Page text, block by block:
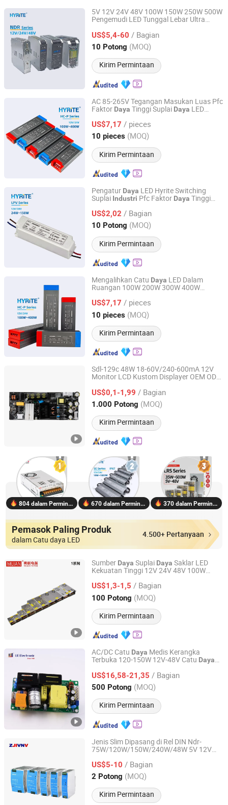
5V 12V 24V 48V 100W 150W 250W 500W
Pengemudi LED Tunggal Lebar Ultra
Voltmeter CatuDayaLED
US$5,4-60 / Bagian
10 Potong (MOQ)
Kirim Permintaan
Guangdong, China Harga mulai 2014
AC 85-265V Tegangan Masukan Luas Pfc
Faktor Daya Tinggi Suplai Daya LED
untuk Driver Strip LED 12V 24V
US$7,17 / pieces
10 pieces (MOQ)
Kirim Permintaan
Hyrite Lighting Co.
Guangdong, China Harga mulai 2014
Pengatur Daya LED Hyrite Switching
Suplai Industri Pfc Faktor Daya Tinggi
US$2,02 / Bagian
10 Potong (MOQ)
Kirim Permintaan
Hyrite Lighting Co.
Guangdong, China Harga mulai 2014
Mengalihkan Catu Daya LED Dalam
Ruangan 100W 200W 300W 400W
FaktorDayaTinggi untuk Pengemudi
Strip LED 12V 24V
US$7,17 / pieces
10 pieces (MOQ)
Kirim Permintaan
Hyrite Lighting Co.
Guangdong, China Harga mulai 2014
Sdl-129c 48W 18-60V/240-600mA 12V
Monitor LCD Kustom Displayer OEM ODM
Papan CatuDayaSwitching
SMPS Perakitan PCB
US$0,1-1,99 / Bagian
1.000 Potong (MOQ)
Kirim Permintaan
Shen Zhen Saqcn Innovation Technology Co., Ltd.
Guangdong, China Harga mulai 2025
804 dalam Permintaan 670 dalam Permintaan 370 dalam Permintaan
Pemasok Paling Produk
dalam Catu daya LED
4.500+ Pertanyaan
Sumber Daya Suplai Daya Saklar LED
Kekuatan Tinggi 12V 24V 48V 100W
Industri
US$1,3-1,5 / Bagian
100 Potong (MOQ)
Kirim Permintaan
Zhongshan Minglian Electronic Co., Ltd.
Guangdong, China Harga mulai 2025
AC/DC Catu Daya Medis Kerangka
Terbuka 120-150W 12V-48V Catu Daya
PenggunaanIndustri
US$16,58-21,35 / Bagian
500 Potong (MOQ)
Kirim Permintaan
Fuhua Electronic Co., Ltd.
Guangdong, China Harga mulai 2024
Jenis Slim Dipasang di Rel DIN Ndr-
75W/120W/150W/240W/48W 5V 12V
Menggerakkan Kabinet Listrik Saklar
Sumber
Daya
US$5-10 / Bagian
2 Potong (MOQ)
Kirim Permintaan
Yueqing Zhijiu Electric Co., Ltd.
Zhejiang, China Harga mulai 2025